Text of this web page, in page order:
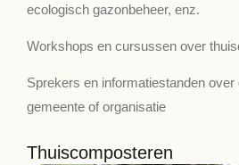
ecologisch gazonbeheer, enz.
Workshops en cursussen over
Sprekers en informatiestanden
gemeente of organisatie
Thuiscomposteren